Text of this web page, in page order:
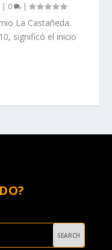
| 0 |
La Castañeda.
significó el inicio